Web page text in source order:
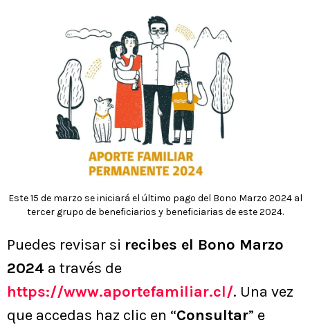
Este 15 de marzo se iniciará el último pago del Bono Marzo 2024 al
tercer grupo de beneficiarios y beneficiarias de este 2024.
Puedes revisar si recibes el Bono Marzo
2024 a través de
https://www.aportefamiliar.cl/. Una vez
que accedas haz clic en “Consultar” e